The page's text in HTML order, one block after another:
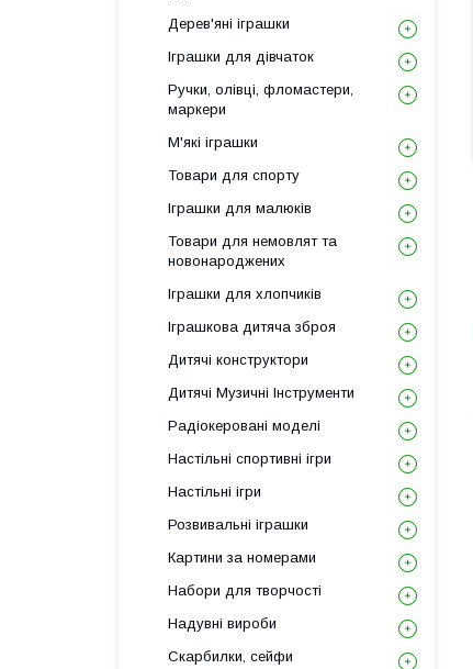
Дерев'яні іграшки
Іграшки для дівчаток
Ручки, олівці, фломастери,
маркери
М'які іграшки
Товари для спорту
Іграшки для малюків
Товари для немовлят та
новонароджених
Іграшки для хлопчиків
Іграшкова дитяча зброя
Дитячі конструктори
Дитячі Музичні Інструменти
Радіокеровані моделі
Настільні спортивні ігри
Настільні ігри
Розвивальні іграшки
Картини за номерами
Набори для творчості
Надувні вироби
Скарбилки, сейфи